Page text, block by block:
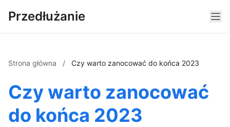
Przedłużanie
Strona główna / Czy warto zanocować do końca 2023
Czy warto zanocować
do końca 2023